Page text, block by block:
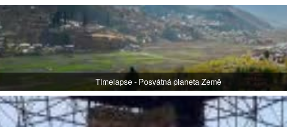
Timelapse - Posvátná planeta Země